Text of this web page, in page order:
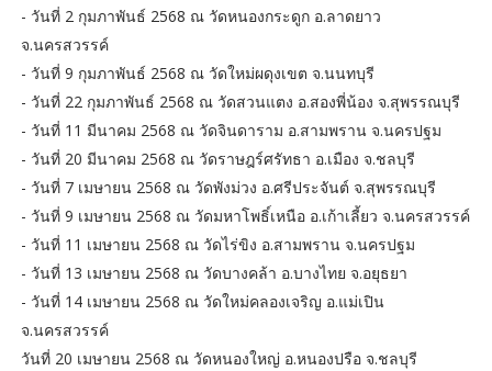
- วันที่ 2 กุมภาพันธ์ 2568 ณ วัดหนองกระดูก อ.ลาดยาว
จ.นครสวรรค์
- วันที่ 9 กุมภาพันธ์ 2568 ณ วัดใหม่ผดุงเขต จ.นนทบุรี
- วันที่ 22 กุมภาพันธ์ 2568 ณ วัดสวนแตง อ.สองพี่น้อง จ.สุพรรณบุรี
- วันที่ 11 มีนาคม 2568 ณ วัดจินดาราม อ.สามพราน จ.นครปฐม
- วันที่ 20 มีนาคม 2568 ณ วัดราษฎร์ศรัทธา อ.เมือง จ.ชลบุรี
- วันที่ 7 เมษายน 2568 ณ วัดพังม่วง อ.ศรีประจันต์ จ.สุพรรณบุรี
- วันที่ 9 เมษายน 2568 ณ วัดมหาโพธิ์เหนือ อ.เก้าเลี้ยว จ.นครสวรรค์
- วันที่ 11 เมษายน 2568 ณ วัดไร่ขิง อ.สามพราน จ.นครปฐม
- วันที่ 13 เมษายน 2568 ณ วัดบางคล้า อ.บางไทย จ.อยุธยา
- วันที่ 14 เมษายน 2568 ณ วัดใหม่คลองเจริญ อ.แม่เปิน
จ.นครสวรรค์
วันที่ 20 เมษายน 2568 ณ วัดหนองใหญ่ อ.หนองปรือ จ.ชลบุรี